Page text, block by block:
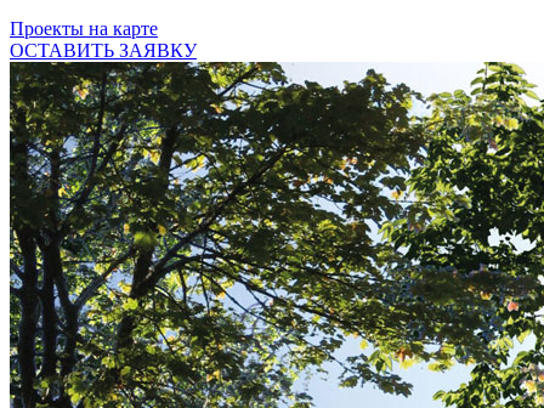
Проекты на карте
ОСТАВИТЬ ЗАЯВКУ